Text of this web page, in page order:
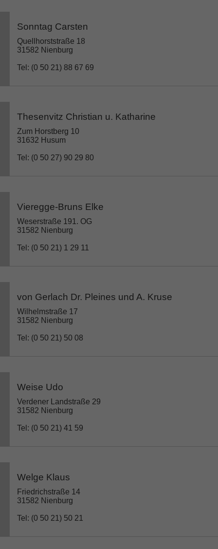
Sonntag Carsten
Quellhorststraße 18
31582 Nienburg
Tel: (0 50 21) 88 67 69
Thesenvitz Christian u. Katharine
Zum Horstberg 10
31632 Husum
Tel: (0 50 27) 90 29 80
Vieregge-Bruns Elke
Weserstraße 191. OG
31582 Nienburg
Tel: (0 50 21) 1 29 11
von Gerlach Dr. Pleines und A. Kruse
Wilhelmstraße 17
31582 Nienburg
Tel: (0 50 21) 50 08
Weise Udo
Verdener Landstraße 29
31582 Nienburg
Tel: (0 50 21) 41 59
Welge Klaus
Friedrichstraße 14
31582 Nienburg
Tel: (0 50 21) 50 21